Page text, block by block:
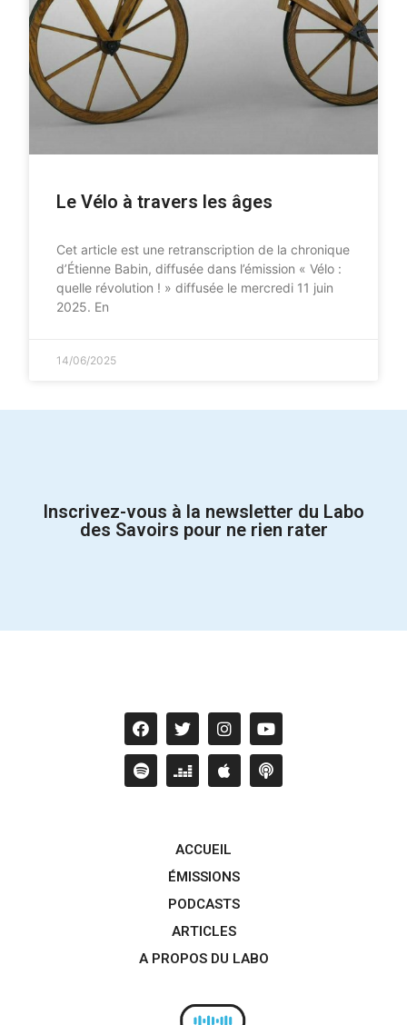
Le Vélo à travers les âges
Cet article est une retranscription de la chronique
d’Étienne Babin, diffusée dans l’émission « Vélo :
quelle révolution ! » diffusée le mercredi 11 juin
2025. En
14/06/2025
Inscrivez-vous à la newsletter du Labo
des Savoirs pour ne rien rater
ACCUEIL
ÉMISSIONS
PODCASTS
ARTICLES
A PROPOS DU LABO